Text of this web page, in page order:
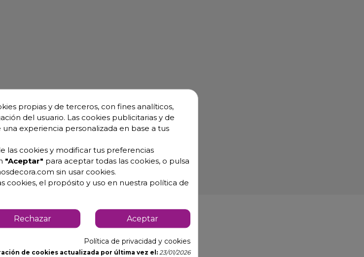
propias y de terceros, con fines analíticos,
del usuario. Las cookies publicitarias y de
experiencia personalizada en base a tus
las cookies y modificar tus preferencias
"Aceptar" para aceptar todas las cookies, o pulsa
sin usar cookies.
cookies, el propósito y uso en nuestra política de
Rechazar Aceptar
Política de privacidad y cookies
de cookies actualizada por última vez el: 23/01/2026